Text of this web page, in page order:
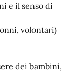
e il senso di
volontari)
dei bambini,